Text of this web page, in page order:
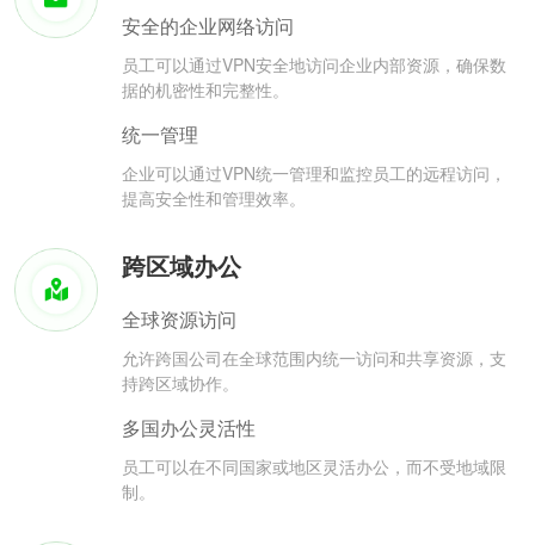
安全的企业网络访问
员工可以通过VPN安全地访问企业内部资源，确保数
据的机密性和完整性。
统一管理
企业可以通过VPN统一管理和监控员工的远程访问，
提高安全性和管理效率。
跨区域办公
全球资源访问
允许跨国公司在全球范围内统一访问和共享资源，支
持跨区域协作。
多国办公灵活性
员工可以在不同国家或地区灵活办公，而不受地域限
制。